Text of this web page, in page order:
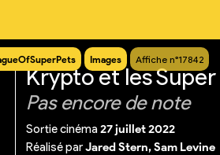
Images Affiche n°17842
Krypto et les
Pas encore de note
Sortie cinéma 27 juillet 2022
Réalisé parJared Stern, Sam Levine